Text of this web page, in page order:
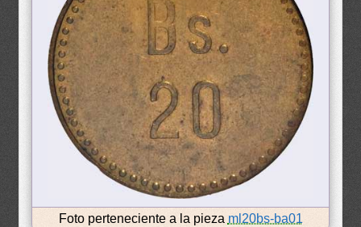
Foto perteneciente a la pieza ml20bs-ba01